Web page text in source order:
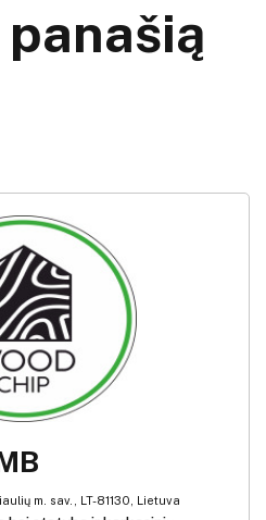
m. sav., LT-81130, Lietuva